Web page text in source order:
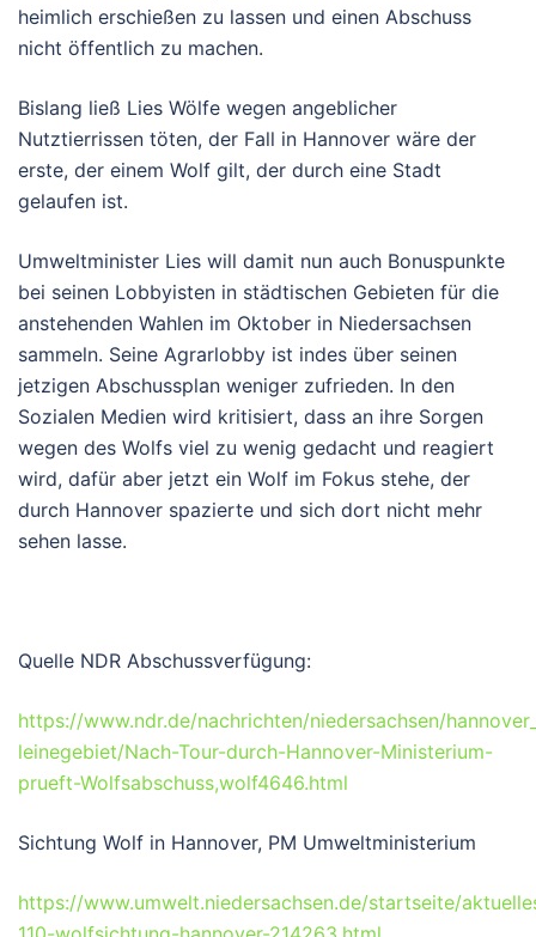
heimlich erschießen zu lassen und einen Abschuss
nicht öffentlich zu machen.
Bislang ließ Lies Wölfe wegen angeblicher
Nutztierrissen töten, der Fall in Hannover wäre der
erste, der einem Wolf gilt, der durch eine Stadt
gelaufen ist.
Umweltminister Lies will damit nun auch Bonuspunkte
bei seinen Lobbyisten in städtischen Gebieten für die
anstehenden Wahlen im Oktober in Niedersachsen
sammeln. Seine Agrarlobby ist indes über seinen
jetzigen Abschussplan weniger zufrieden. In den
Sozialen Medien wird kritisiert, dass an ihre Sorgen
wegen des Wolfs viel zu wenig gedacht und reagiert
wird, dafür aber jetzt ein Wolf im Fokus stehe, der
durch Hannover spazierte und sich dort nicht mehr
sehen lasse.
Quelle NDR Abschussverfügung:
https://www.ndr.de/nachrichten/niedersachsen/
leinegebiet/Nach-Tour-durch-Hannover-Ministerium-
prueft-Wolfsabschuss,wolf4646.html
Sichtung Wolf in Hannover, PM Umweltministerium
https://www.umwelt.niedersachsen.de/startseite/